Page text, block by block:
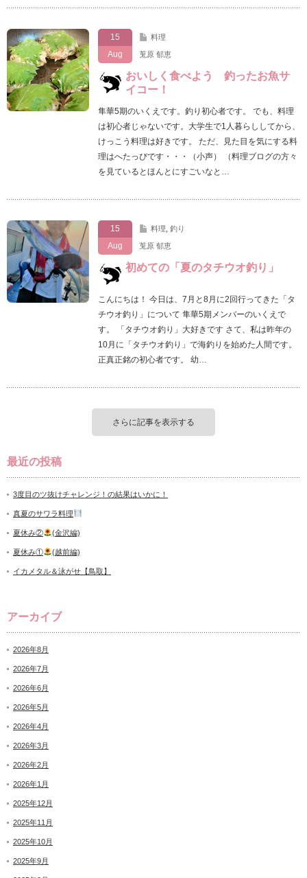
15
Aug
料理
莵原 郁恵
おいしく食べよう 釣ったお魚サ
イコー！
隼華5期のいくえです。釣り初心者です。 でも、料理
は初心者じゃないです。大学生で1人暮らししてから、
けっこう料理は好きです。 ただ、見た目を気にする料
理はへたっぴです・・・（小声） （料理ブログの方々
を見ているとほんとにすごいなと…
15
Aug
料理 釣り
莵原 郁恵
初めての「夏のタチウオ釣り」
こんにちは！ 今日は、7月と8月に2回行ってきた「タ
チウオ釣り」について 隼華5期メンバーのいくえで
す。 「タチウオ釣り」大好きです さて、私は昨年の
10月に「タチウオ釣り」で海釣りを始めた人間です。
正真正銘の初心者です。 幼…
さらに記事を表示する
最近の投稿
3度目のツ抜けチャレンジ！の結果はいかに！
真夏のサワラ料理
夏休み② (金沢編)
夏休み① (越前編)
イカメタル＆泳がせ【鳥取】
アーカイブ
2026年8月
2026年7月
2026年6月
2026年5月
2026年4月
2026年3月
2026年2月
2026年1月
2025年12月
2025年11月
2025年10月
2025年9月